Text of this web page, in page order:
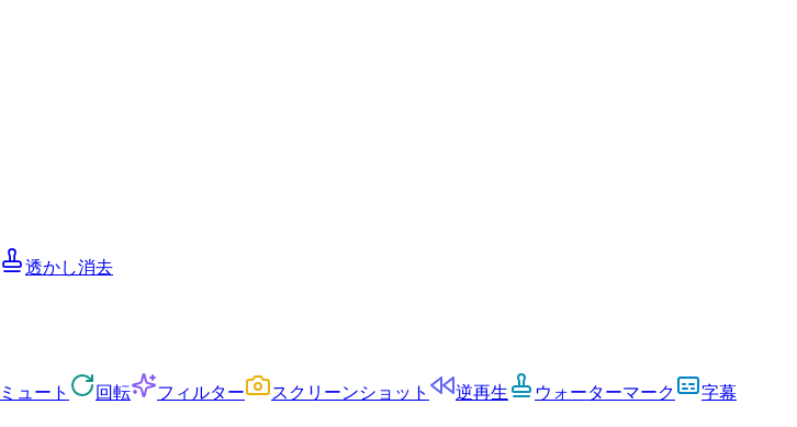
透かし消去
ミュート 回転 フィルター スクリーンショット 逆再生 ウォーターマーク
字幕